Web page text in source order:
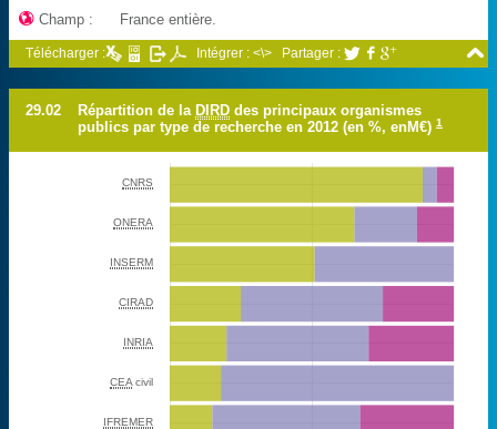
 Champ : France entière.

Télécharger : Intégrer : <\> Partager :   
29.02 Répartition de laDIRD des principaux organismes
publics par type de recherche en 2012 (en %, enM€)1
CNRS
ONERA
INSERM
CIRAD
INRIA
CEA civil
IFREMER